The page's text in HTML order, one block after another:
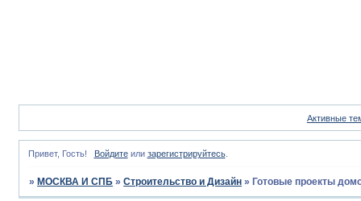
Активные
Привет, Гость! Войдитеили зарегистрируйтесь.
» МОСКВА И СПБ »Строительство и Дизайн » Готовые проекты